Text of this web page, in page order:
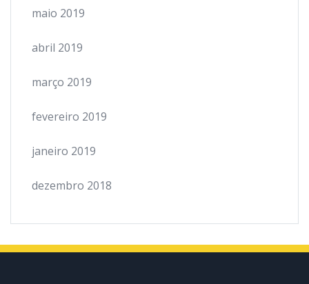
maio 2019
abril 2019
março 2019
fevereiro 2019
janeiro 2019
dezembro 2018